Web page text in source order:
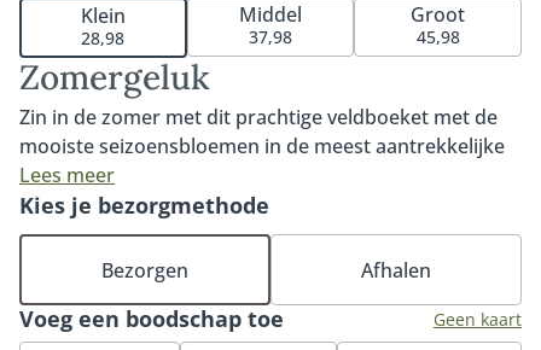
Zomergeluk
Zin in de zomer met dit prachtige veldboeket met de
mooiste seizoensbloemen in de meest aantrekkelijke
pasteltinten. Van lichtblauw tot perzik en dieproze.
Met het boeket Zomergeluk zorg je gegarandeerd voor
een glimlach op het gezicht van de ontvanger. Tip:
bestel onze bijpassende vaas, luxe bonbons of
heerlijke chocolade en maak de verrassing compleet.
Lees meer
Klein
28,98
Middel
37,98
Groot
45,98
Voeg een boodschap toe Geen kaart
Kies je bezorgmethode
Bezorgen Afhalen